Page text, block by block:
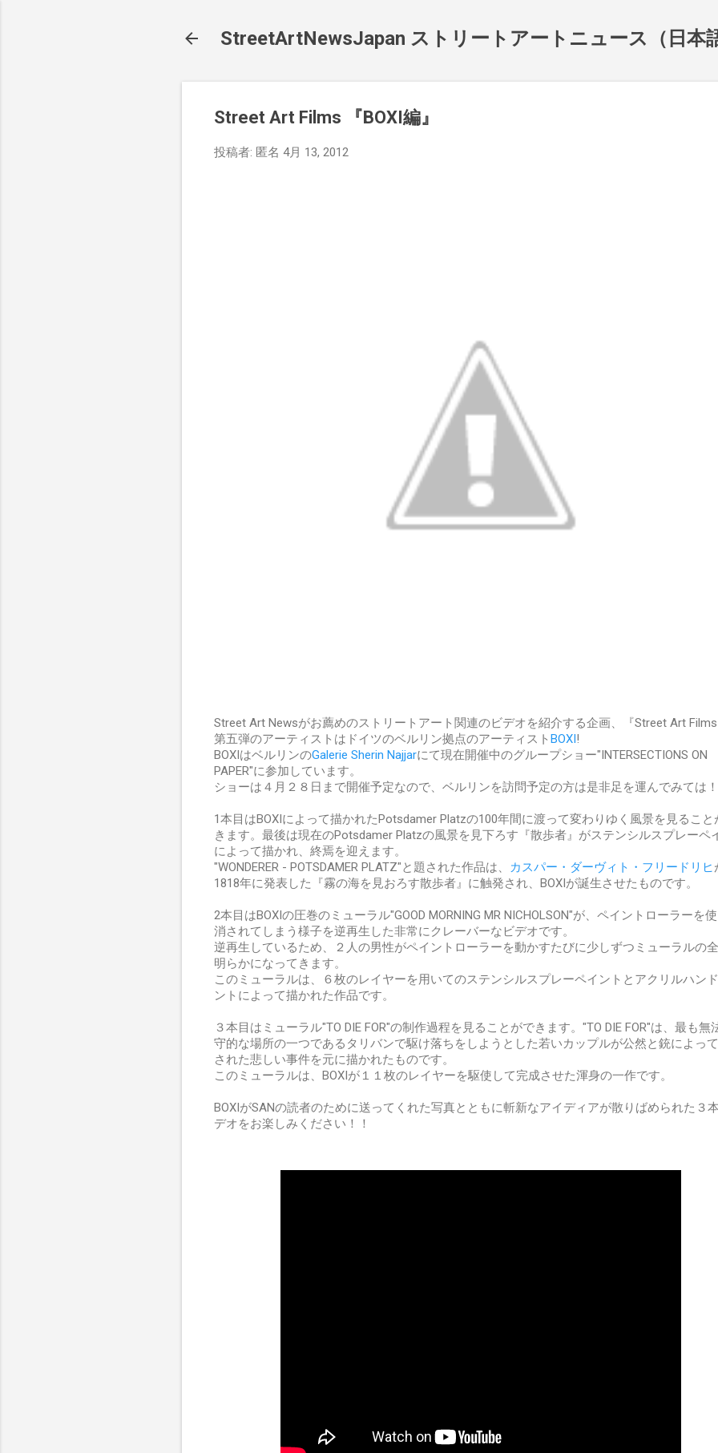
StreetArtNewsJapan ストリートアートニュース（日本
Street Art Films 『BOXI編』
投稿者: 匿名 4月 13, 2012
Street Art Newsがお薦めのストリートアート関連のビデオを紹介する企画、『Street Art
第五弾のアーティストはドイツのベルリン拠点のアーティスト BOXI!
BOXIはベルリンのGalerie Sherin Najjarにて現在開催中のグループショー"INTERSECTIONS ON
PAPER"に参加しています。
ショーは４月２８日まで開催予定なので、ベルリンを訪問予定の方は是非足を運んでみては！
1本目はBOXIによって描かれたPotsdamer Platzの100年間に渡って変わりゆく風景を見ること
きます。最後は現在のPotsdamer Platzの風景を見下ろす『散歩者』がステンシルスプレーペ
によって描かれ、終焉を迎えます。
"WONDERER - POTSDAMER PLATZ"と題された作品は、
カスパー・ダーヴィト・フリードリヒ
1818年に発表した『霧の海を見おろす散歩者』に触発され、BOXIが誕生させたものです。
2本目はBOXIの圧巻のミューラル"GOOD MORNING MR NICHOLSON"が、ペイントローラーを
消されてしまう様子を逆再生した非常にクレーバーなビデオです。
逆再生しているため、２人の男性がペイントローラーを動かすたびに少しずつミューラルの
明らかになってきます。
このミューラルは、６枚のレイヤーを用いてのステンシルスプレーペイントとアクリルハン
ントによって描かれた作品です。
３本目はミューラル"TO DIE FOR"の制作過程を見ることができます。"TO DIE FOR"は、最も無
守的な場所の一つであるタリバンで駆け落ちをしようとした若いカップルが公然と銃によっ
された悲しい事件を元に描かれたものです。
このミューラルは、BOXIが１１枚のレイヤーを駆使して完成させた渾身の一作です。
BOXIがSANの読者のために送ってくれた写真とともに斬新なアイディアが散りばめられた３
デオをお楽しみください！！